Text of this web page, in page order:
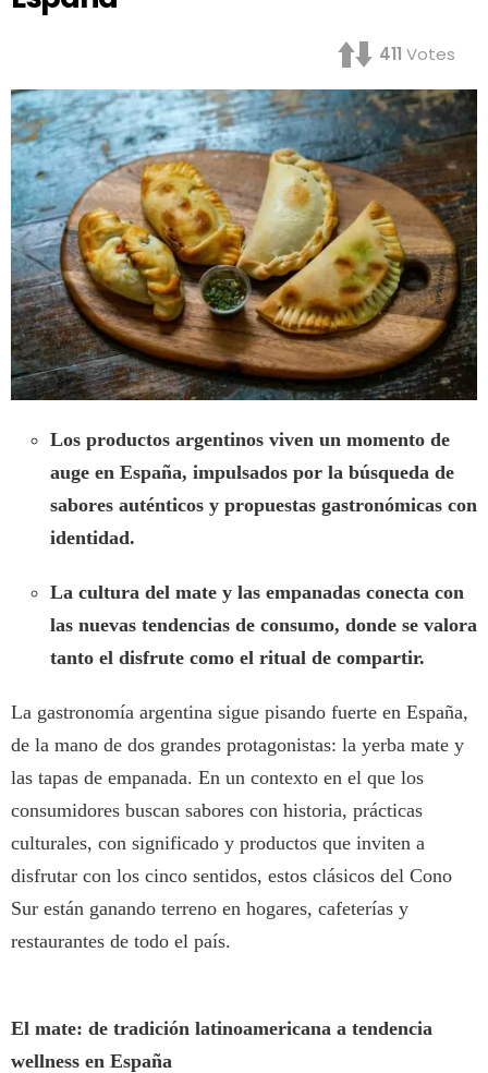
411 Votes
Los productos argentinos viven un momento de
auge en España, impulsados por la búsqueda de
sabores auténticos y propuestas gastronómicas con
identidad.
La cultura del mate y las empanadas conecta con
las nuevas tendencias de consumo, donde se valora
tanto el disfrute como el ritual de compartir.
La gastronomía argentina sigue pisando fuerte en España,
de la mano de dos grandes protagonistas: la yerba mate y
las tapas de empanada. En un contexto en el que los
consumidores buscan sabores con historia, prácticas
culturales, con significado y productos que inviten a
disfrutar con los cinco sentidos, estos clásicos del Cono
Sur están ganando terreno en hogares, cafeterías y
restaurantes de todo el país.
El mate: de tradición latinoamericana a tendencia
wellness en España